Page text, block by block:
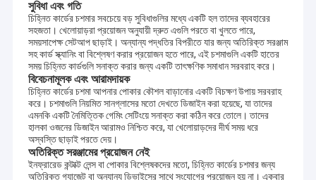
সুবিধা এবং গতি
চিহ্নিত কার্ডের চশমার সবচেয়ে বড় সুবিধাগুলির মধ্যে একটি হল তাদের ব্যবহারের
সহজতা। খেলোয়াড়রা প্রয়োজন অনুযায়ী দ্রুত এগুলি পরতে বা খুলতে পারে,
সময়সাপেক্ষ সেটআপ ছাড়াই। অন্যান্য পদ্ধতির বিপরীতে যার জন্য অতিরিক্ত সরঞ্জাম
সহ কার্ড স্ক্যানিং বা বিশ্লেষণ করার প্রয়োজন হতে পারে, এই চশমাগুলি একটি হাতের
সময় চিহ্নিত কার্ডগুলি সনাক্ত করার জন্য একটি তাৎক্ষণিক সমাধান সরবরাহ করে।
বিবেচনামূলক এবং আরামদায়ক
চিহ্নিত কার্ডের চশমা আপনার পোকার কৌশল বাড়ানোর একটি বিচক্ষণ উপায় সরবরাহ
করে। চশমাগুলি নিয়মিত সানগ্লাসের মতো দেখতে ডিজাইন করা হয়েছে, যা তাদের
এমনকি একটি নৈমিত্তিক গেমিং সেটিংয়ে সনাক্ত করা কঠিন করে তোলে। তাদের
হালকা ওজনের ডিজাইন আরামও নিশ্চিত করে, যা খেলোয়াড়দের দীর্ঘ সময় ধরে
অস্বস্তি ছাড়াই পরতে দেয়।
অতিরিক্ত সরঞ্জামের প্রয়োজন নেই
ইনফ্রারেড কন্টাক্ট লেন্স বা পোকার বিশ্লেষকদের মতো, চিহ্নিত কার্ডের চশমার জন্য
অতিরিক্ত গ্যাজেট বা অন্যান্য ডিভাইসের সাথে সংযোগের প্রয়োজন হয় না। একবার